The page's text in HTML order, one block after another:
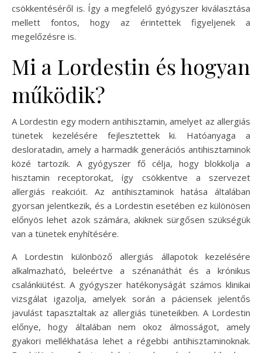
csökkentéséről is. Így a megfelelő gyógyszer kiválasztása
mellett fontos, hogy az érintettek figyeljenek a
megelőzésre is.
Mi a Lordestin és hogyan
működik?
A Lordestin egy modern antihisztamin, amelyet az allergiás
tünetek kezelésére fejlesztettek ki. Hatóanyaga a
desloratadin, amely a harmadik generációs antihisztaminok
közé tartozik. A gyógyszer fő célja, hogy blokkolja a
hisztamin receptorokat, így csökkentve a szervezet
allergiás reakcióit. Az antihisztaminok hatása általában
gyorsan jelentkezik, és a Lordestin esetében ez különösen
előnyös lehet azok számára, akiknek sürgősen szükségük
van a tünetek enyhítésére.
A Lordestin különböző allergiás állapotok kezelésére
alkalmazható, beleértve a szénanáthát és a krónikus
csalánkiütést. A gyógyszer hatékonyságát számos klinikai
vizsgálat igazolja, amelyek során a páciensek jelentős
javulást tapasztaltak az allergiás tüneteikben. A Lordestin
előnye, hogy általában nem okoz álmosságot, amely
gyakori mellékhatása lehet a régebbi antihisztaminoknak.